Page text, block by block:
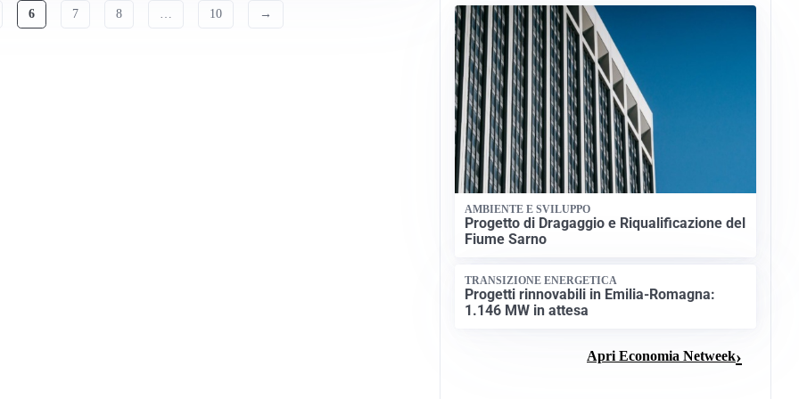
6 7 8 … 10 →
AMBIENTE E SVILUPPO
Progetto di Dragaggio e Riqualificazione del
Fiume Sarno
TRANSIZIONE ENERGETICA
Progetti rinnovabili in Emilia-Romagna:
1.146 MW in attesa
Apri Economia Netweek